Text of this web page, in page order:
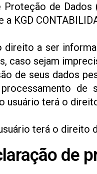
Proteção de
a KGD
direito a ser
caso sejam
de seus dados
de
usuário terá o
terá o direito
de